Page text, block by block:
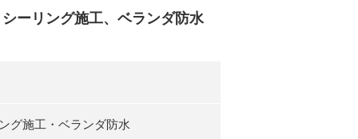
ーリング施工、ベランダ防水
グ施工・ベランダ防水